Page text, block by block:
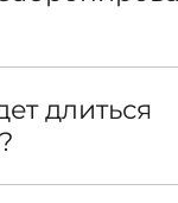
длиться